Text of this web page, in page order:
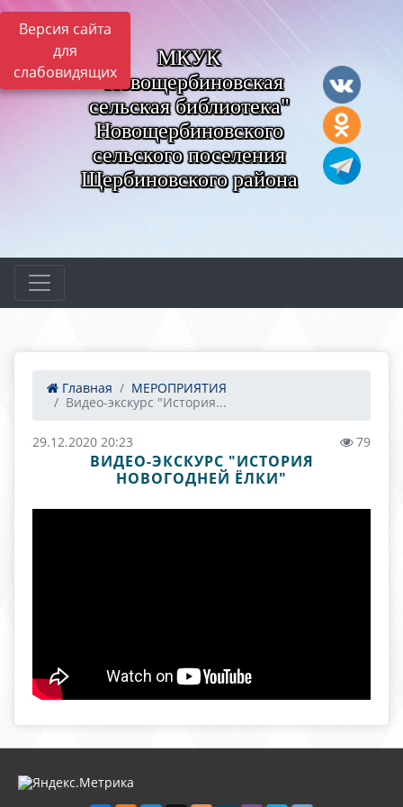
Версия сайта
для
слабовидящих
МКУК
"Новощербиновская
сельская библиотека"
Новощербиновского
сельского поселения
Щербиновского района
Главная
МЕРОПРИЯТИЯ
Видео-экскурс "История...
29.12.2020 20:23 79
ВИДЕО-ЭКСКУРС "ИСТОРИЯ
НОВОГОДНЕЙ ЁЛКИ"